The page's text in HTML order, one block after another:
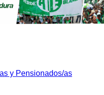
y Pensionados/as